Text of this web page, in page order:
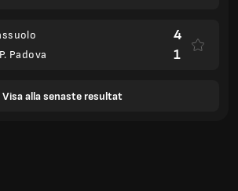
Padova
4
1
Visa alla senaste resultat